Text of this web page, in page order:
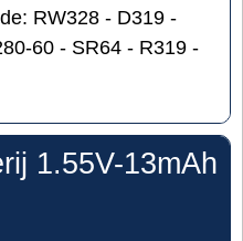
RW328 - D319 -
60 - SR64 - R319 -
1.55V-13mAh